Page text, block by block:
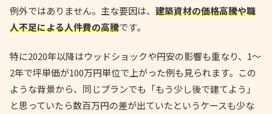
例外ではありません。主な要因は、 建築資材の価格高騰や職
人不足による人件費の高騰です。
特に2020年以降はウッドショックや円安の影響も重なり、1〜
2年で坪単価が100万円単位で上がった例も見られます。この
ような背景から、同じプランでも「もう少し後で建てよう」
と思っていたら数百万円の差が出ていたというケースも少な